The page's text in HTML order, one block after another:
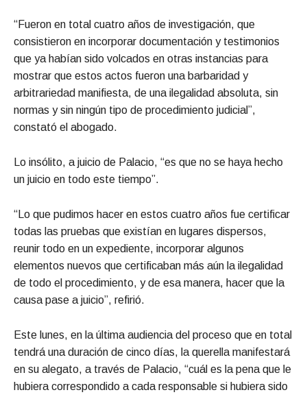
“Fueron en total cuatro años de investigación, que
consistieron en incorporar documentación y testimonios
que ya habían sido volcados en otras instancias para
mostrar que estos actos fueron una barbaridad y
arbitrariedad manifiesta, de una ilegalidad absoluta, sin
normas y sin ningún tipo de procedimiento judicial”,
constató el abogado.
Lo insólito, a juicio de Palacio, “es que no se haya hecho
un juicio en todo este tiempo”.
“Lo que pudimos hacer en estos cuatro años fue certificar
todas las pruebas que existían en lugares dispersos,
reunir todo en un expediente, incorporar algunos
elementos nuevos que certificaban más aún la ilegalidad
de todo el procedimiento, y de esa manera, hacer que la
causa pase a juicio”, refirió.
Este lunes, en la última audiencia del proceso que en total
tendrá una duración de cinco días, la querella manifestará
en su alegato, a través de Palacio, “cuál es la pena que le
hubiera correspondido a cada responsable si hubiera sido